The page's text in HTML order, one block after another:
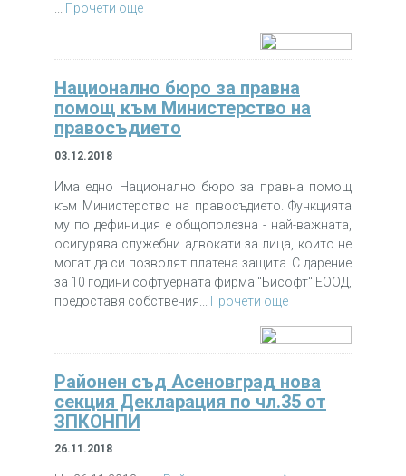
Прочети още
Национално бюро за правна
помощ към Министерство на
правосъдието
03.12.2018
Има едно Национално бюро за правна помощ
към Министерство на правосъдието. Функцията
му по дефиниция е общополезна - най-важната,
осигурява служебни адвокати за лица, които не
могат да си позволят платена защита. С дарение
за 10 години софтуерната фирма "Бисофт" ЕООД,
предоставя собствения... Прочети още
Районен съд Асеновград нова
секция Декларация по чл.35 от
ЗПКОНПИ
26.11.2018